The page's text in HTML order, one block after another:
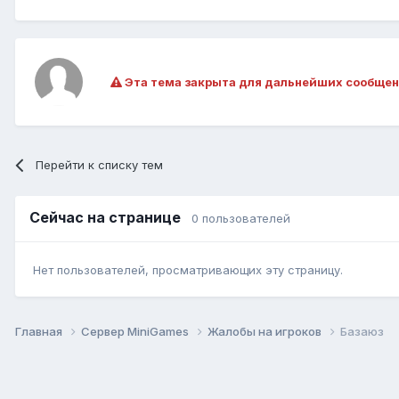
Эта тема закрыта для дальнейших
Перейти к списку тем
Сейчас на странице 0 пользователей
Нет пользователей, просматривающих эту страницу.
Главная Сервер MiniGames Жалобы на игроков Базаюз